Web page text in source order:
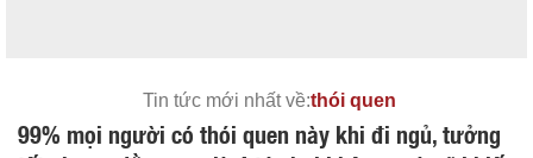
Tin tức mới nhất về:thói quen
99% mọi người có thói quen này khi đi ngủ, tưởng